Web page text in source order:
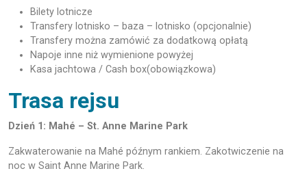
Bilety lotnicze
Transfery lotnisko – baza – lotnisko (opcjonalnie)
Transfery można zamówić za dodatkową opłatą
Napoje inne niż wymienione powyżej
Kasa jachtowa / Cash box(obowiązkowa)
Trasa rejsu
Dzień 1: Mahé – St. Anne Marine Park
Zakwaterowanie na Mahé późnym rankiem. Zakotwiczenie na
noc w Saint Anne Marine Park.